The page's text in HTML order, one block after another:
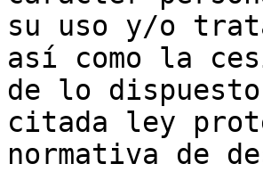
su uso y/o
así como la
de lo
citada ley
normativa de